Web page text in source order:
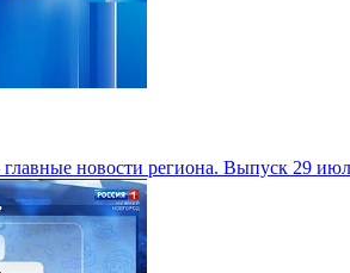
новости региона. Выпуск 29